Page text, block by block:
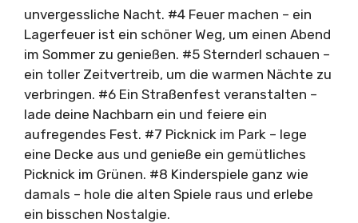
unvergessliche Nacht. #4 Feuer machen – ein
Lagerfeuer ist ein schöner Weg, um einen Abend
im Sommer zu genießen. #5 Sternderl schauen –
ein toller Zeitvertreib, um die warmen Nächte zu
verbringen. #6 Ein Straßenfest veranstalten –
lade deine Nachbarn ein und feiere ein
aufregendes Fest. #7 Picknick im Park – lege
eine Decke aus und genieße ein gemütliches
Picknick im Grünen. #8 Kinderspiele ganz wie
damals – hole die alten Spiele raus und erlebe
ein bisschen Nostalgie.